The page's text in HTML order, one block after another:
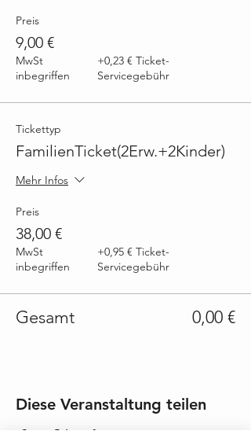
Preis
9,00 €
MwSt
inbegriffen
+0,23 € Ticket-
Servicegebühr
Tickettyp
FamilienTicket(2Erw.+2Kinder)
Mehr Infos
Preis
38,00 €
MwSt
inbegriffen
+0,95 € Ticket-
Servicegebühr
Gesamt 0,00 €
Diese Veranstaltung teilen